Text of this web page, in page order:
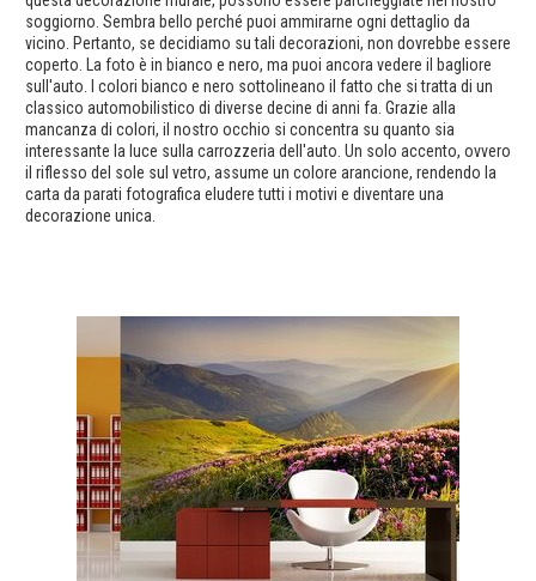
soggiorno. Sembra bello perché puoi ammirarne ogni dettaglio da
vicino. Pertanto, se decidiamo su tali decorazioni, non dovrebbe essere
coperto. La foto è in bianco e nero, ma puoi ancora vedere il bagliore
sull'auto. I colori bianco e nero sottolineano il fatto che si tratta di un
classico automobilistico di diverse decine di anni fa. Grazie alla
mancanza di colori, il nostro occhio si concentra su quanto sia
interessante la luce sulla carrozzeria dell'auto. Un solo accento, ovvero
il riflesso del sole sul vetro, assume un colore arancione, rendendo la
carta da parati fotografica eludere tutti i motivi e diventare una
decorazione unica.